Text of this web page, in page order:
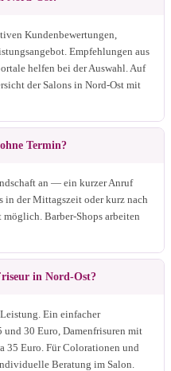
Kundenbewertungen,
Empfehlungen aus
helfen bei der Auswahl. Auf
der Salons in Nord-Ost mit
Termin?
an — ein kurzer Anruf
in der Mittagszeit oder kurz nach
Barber-Shops arbeiten
in Nord-Ost?
Ein einfacher
und 30 Euro, Damenfrisuren mit
35 Euro. Für Colorationen und
Beratung im Salon.